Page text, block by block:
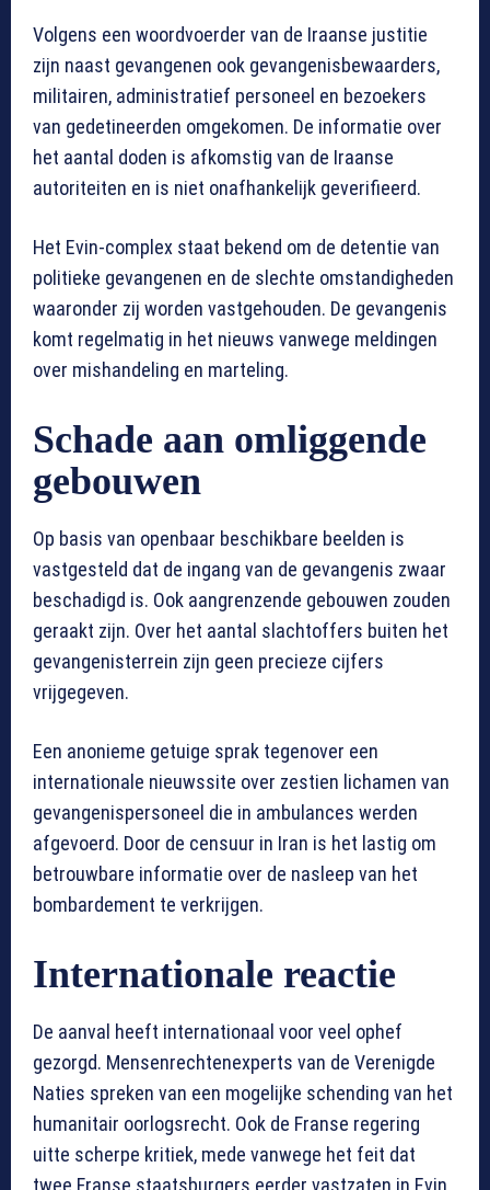
Volgens een woordvoerder van de Iraanse justitie
zijn naast gevangenen ook gevangenisbewaarders,
militairen, administratief personeel en bezoekers
van gedetineerden omgekomen. De informatie over
het aantal doden is afkomstig van de Iraanse
autoriteiten en is niet onafhankelijk geverifieerd.
Het Evin-complex staat bekend om de detentie van
politieke gevangenen en de slechte omstandigheden
waaronder zij worden vastgehouden. De gevangenis
komt regelmatig in het nieuws vanwege meldingen
over mishandeling en marteling.
Schade aan omliggende
gebouwen
Op basis van openbaar beschikbare beelden is
vastgesteld dat de ingang van de gevangenis zwaar
beschadigd is. Ook aangrenzende gebouwen zouden
geraakt zijn. Over het aantal slachtoffers buiten het
gevangenisterrein zijn geen precieze cijfers
vrijgegeven.
Een anonieme getuige sprak tegenover een
internationale nieuwssite over zestien lichamen van
gevangenispersoneel die in ambulances werden
afgevoerd. Door de censuur in Iran is het lastig om
betrouwbare informatie over de nasleep van het
bombardement te verkrijgen.
Internationale reactie
De aanval heeft internationaal voor veel ophef
gezorgd. Mensenrechtenexperts van de Verenigde
Naties spreken van een mogelijke schending van het
humanitair oorlogsrecht. Ook de Franse regering
uitte scherpe kritiek, mede vanwege het feit dat
twee Franse staatsburgers eerder vastzaten in Evin.